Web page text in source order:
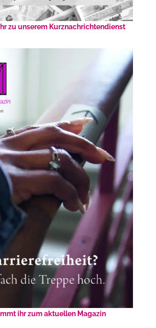
zu unserem Kurznachrichtendienst
ihr zum aktuellen Magazin